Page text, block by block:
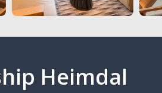
Heimdal